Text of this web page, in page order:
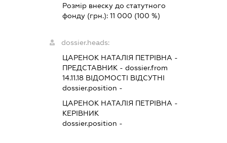
Розмір внеску до статутного
фонду (грн.):11 000 (100 %)
dossier.heads:
ЦАРЕНОК НАТАЛІЯ ПЕТРІВНА -
ПРЕДСТАВНИК - dossier.from
14.11.18 ВІДОМОСТІ ВІДСУТНІ
dossier.position -
ЦАРЕНОК НАТАЛІЯ ПЕТРІВНА -
КЕРІВНИК
dossier.position -